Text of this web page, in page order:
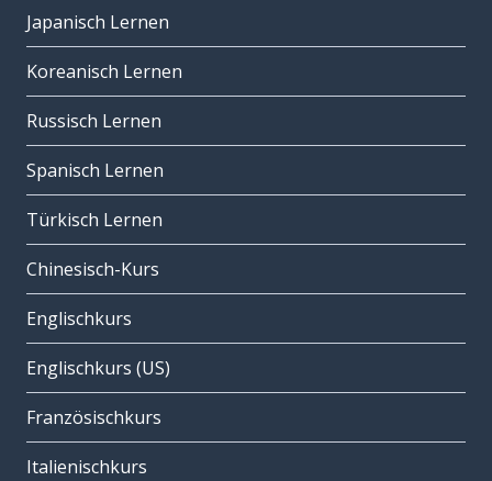
Japanisch Lernen
Koreanisch Lernen
Russisch Lernen
Spanisch Lernen
Türkisch Lernen
Chinesisch-Kurs
Englischkurs
Englischkurs (US)
Französischkurs
Italienischkurs